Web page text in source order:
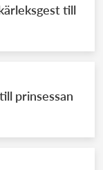
till
prinsessan